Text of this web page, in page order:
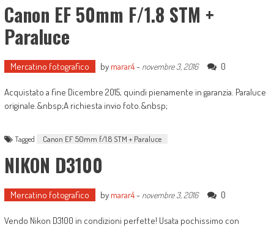
Canon EF 50mm F/1.8 STM +
Paraluce
Mercatino fotografico by marar4- novembre 3, 2016 0
Acquistato a fine Dicembre 2015, quindi pienamente in garanzia. Paraluce
originale.&nbsp;A richiesta invio foto.&nbsp;
Tagged Canon EF 50mm f/1.8 STM + Paraluce
NIKON D3100
Mercatino fotografico by marar4- novembre 3, 2016 0
Vendo Nikon D3100 in condizioni perfette! Usata pochissimo con